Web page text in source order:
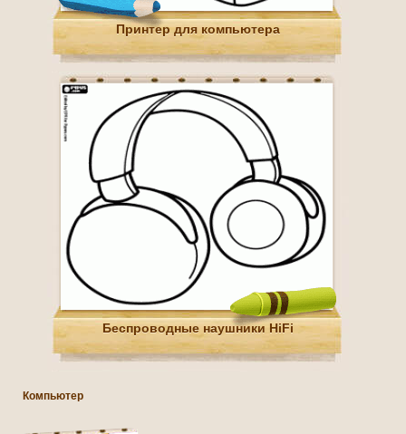
Принтер для компьютера
Беспроводные наушники HiFi
Компьютер